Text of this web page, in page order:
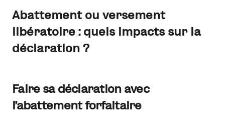
Abattement ou versement
libératoire : quels impacts sur la
déclaration ?
Faire sa déclaration avec
l’abattement forfaitaire